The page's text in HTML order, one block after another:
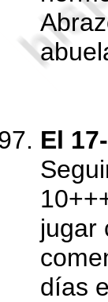
El
jugar
días